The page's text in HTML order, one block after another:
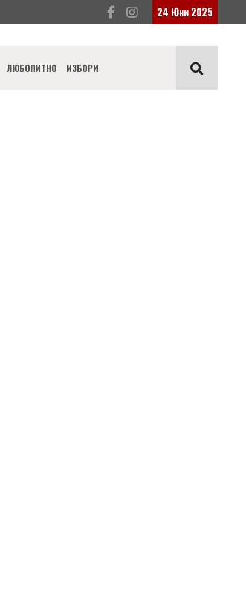
24 Юни 2025
ЛЮБОПИТНО ИЗБОРИ